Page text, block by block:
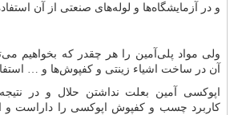
و در آزمایشگاه‌ها و لوله‌های صنعتی از آن
ولی مواد پلی‌آمین را هر چقدر که بخواهیم
آن در ساخت اشیاء زینتی و کفپوش‌ها و …
اپوکسی آمین بعلت نداشتن حلال و در
کاربرد چسب و کفپوش اپوکسی را داراست و